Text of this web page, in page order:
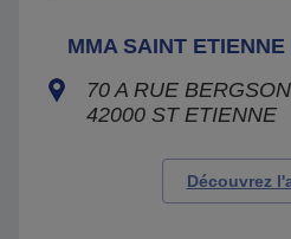
MMA SAINT
70 A RUE BERGSON
42000 ST ETIENNE
Découvrez